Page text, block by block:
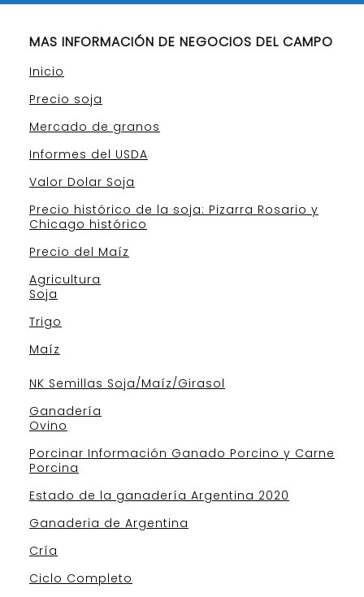
MAS INFORMACIÓN DE NEGOCIOS DEL CAMPO
Inicio
Precio soja
Mercado de granos
Informes del USDA
Valor Dolar Soja
Precio histórico de la soja: Pizarra Rosario y
Chicago histórico
Precio del Maíz
Agricultura
Soja
Trigo
Maíz
NK Semillas Soja/Maíz/Girasol
Ganadería
Ovino
Porcinar Información Ganado Porcino y Carne
Porcina
Estado de la ganadería Argentina 2020
Ganaderia de Argentina
Cría
Ciclo Completo